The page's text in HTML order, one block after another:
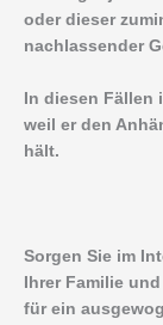
oder dieser
nachlassender
In diesen
weil er den
hält.
Sorgen Sie im
Ihrer Familie
für ein